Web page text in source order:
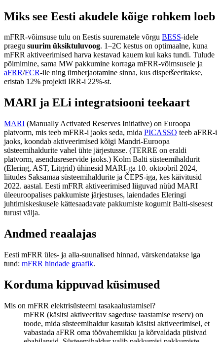
Miks see Eesti akudele kõige rohkem loeb
mFRR-võimsuse tulu on Eestis suurematele võrgu BESS-idele
praegu suurim üksiktuluvoog. 1–2C kestus on optimaalne, kuna
mFRR aktiveerimised harva kestavad kauem kui kaks tundi. Tulude
põimimine, sama MW pakkumine korraga mFRR-võimsusele ja
aFRR/FCR-ile ning ümberjaotamine sinna, kus dispetšeeritakse,
eristab 12% projekti IRR-i 22%-st.
MARI ja ELi integratsiooni teekaart
MARI (Manually Activated Reserves Initiative) on Euroopa
platvorm, mis teeb mFRR-i jaoks seda, mida PICASSO teeb aFRR-i
jaoks, koondab aktiveerimised kõigi Mandri-Euroopa
süsteemihaldurite vahel ühte järjestusse. (TERRE on eraldi
platvorm, asendusreservide jaoks.) Kolm Balti süsteemihaldurit
(Elering, AST, Litgrid) ühinesid MARI-ga 10. oktoobril 2024,
liitudes Saksamaa süsteemihaldurite ja ČEPS-iga, kes käivitusid
2022. aastal. Eesti mFRR aktiveerimised liiguvad nüüd MARI
üleeuroopalises pakkumiste järjestuses, laiendades Eleringi
juhtimiskeskusele kättesaadavate pakkumiste kogumit Balti-sisesest
turust välja.
Andmed reaalajas
Eesti mFRR üles- ja alla-suunalised hinnad, värskendatakse iga
tund: mFRR hindade graafik.
Korduma kippuvad küsimused
Mis on mFRR elektrisüsteemi tasakaalustamisel?
mFRR (käsitsi aktiveeritav sageduse taastamise reserv) on
toode, mida süsteemihaldur kasutab käsitsi aktiveerimisel, et
vabastada aFRR oma töövahemikku ja kõrvaldada püsivad